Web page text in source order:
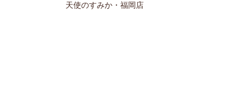
天使のすみか・福岡店